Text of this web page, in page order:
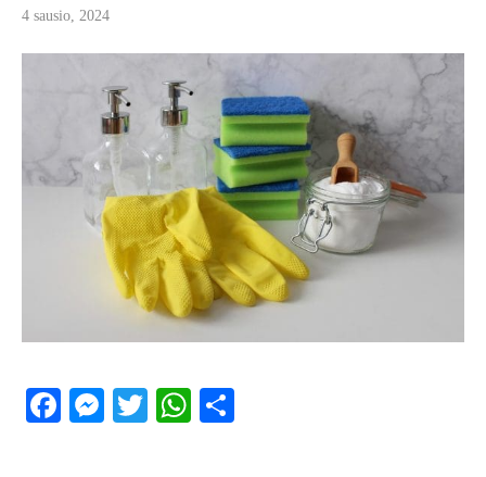
4 sausio, 2024
Facebook
Messenger
TwitterWhatsApp